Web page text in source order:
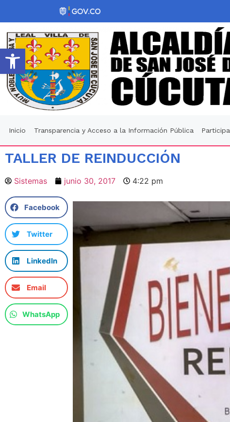
Abrir barra de herramientas
Inicio Transparencia y Acceso a la Información Pública Participa
TALLER DE REINDUCCIÓN
Sistemas junio 30, 2017 4:22 pm
Facebook
Twitter
LinkedIn
Email
WhatsApp